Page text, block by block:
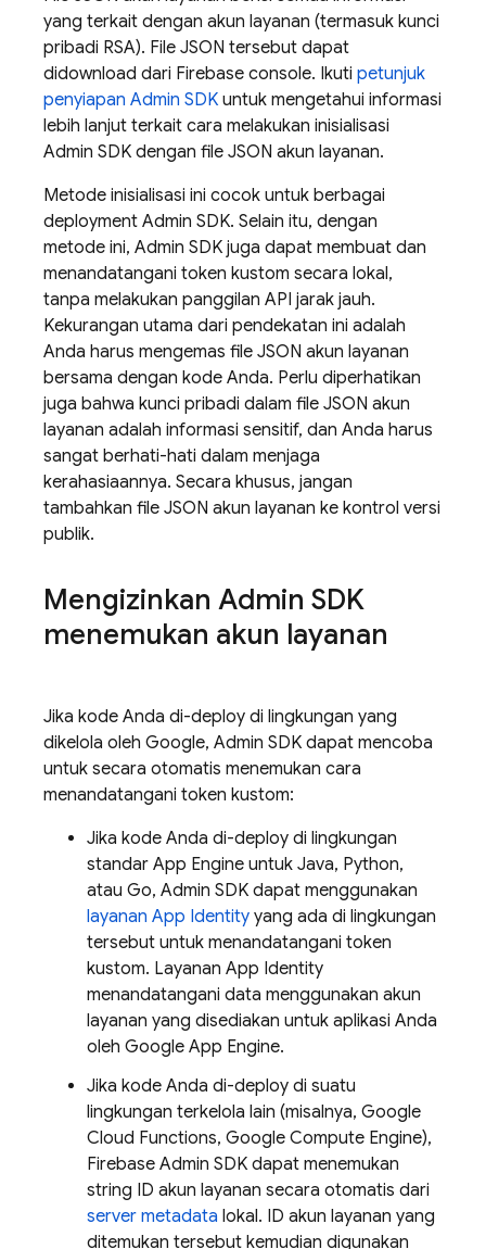
yang terkait dengan akun layanan (termasuk kunci
pribadi RSA). File JSON tersebut dapat
didownload dari Firebase console. Ikuti petunjuk
penyiapan Admin SDK untuk mengetahui informasi
lebih lanjut terkait cara melakukan inisialisasi
Admin SDK dengan file JSON akun layanan.
Metode inisialisasi ini cocok untuk berbagai
deployment Admin SDK. Selain itu, dengan
metode ini, Admin SDK juga dapat membuat dan
menandatangani token kustom secara lokal,
tanpa melakukan panggilan API jarak jauh.
Kekurangan utama dari pendekatan ini adalah
Anda harus mengemas file JSON akun layanan
bersama dengan kode Anda. Perlu diperhatikan
juga bahwa kunci pribadi dalam file JSON akun
layanan adalah informasi sensitif, dan Anda harus
sangat berhati-hati dalam menjaga
kerahasiaannya. Secara khusus, jangan
tambahkan file JSON akun layanan ke kontrol versi
publik.
Mengizinkan Admin SDK
menemukan akun layanan
Jika kode Anda di-deploy di lingkungan yang
dikelola oleh Google, Admin SDK dapat mencoba
untuk secara otomatis menemukan cara
menandatangani token kustom:
Jika kode Anda di-deploy di lingkungan
standar App Engine untuk Java, Python,
atau Go, Admin SDK dapat menggunakan
layanan App Identity yang ada di lingkungan
tersebut untuk menandatangani token
kustom. Layanan App Identity
menandatangani data menggunakan akun
layanan yang disediakan untuk aplikasi Anda
oleh Google App Engine.
Jika kode Anda di-deploy di suatu
lingkungan terkelola lain (misalnya, Google
Cloud Functions, Google Compute Engine),
Firebase Admin SDK dapat menemukan
string ID akun layanan secara otomatis dari
server metadata lokal. ID akun layanan yang
ditemukan tersebut kemudian digunakan